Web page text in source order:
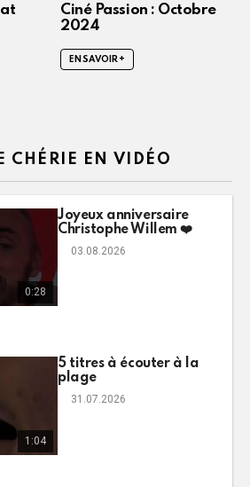
Ciné Passion : Octobre
2024
EN SAVOIR +
CHÉRIE EN VIDÉO
0:28
Joyeux anniversaire
Christophe Willem ❤️
03.08.2026
1:04
5 titres à écouter à la
plage
31.07.2026